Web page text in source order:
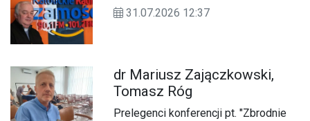
31.07.2026 12:37
dr Mariusz Zajączkowski,
Tomasz Róg
Prelegenci konferencji pt. "Zbrodnie